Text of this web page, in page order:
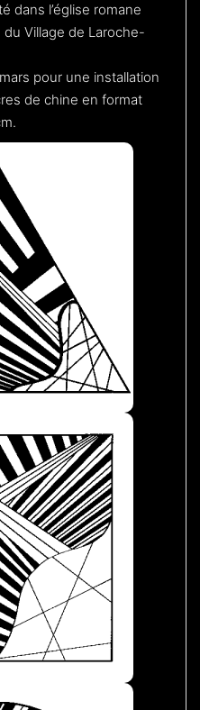
dans l’église romane
Village de Laroche-
pour une installation
de chine en format